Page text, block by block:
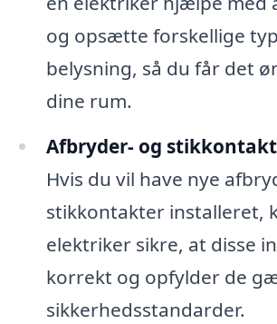
og opsætte forskellige
belysning, så du får det
dine rum.
Afbryder- og
Hvis du vil have nye
stikkontakter installeret,
elektriker sikre, at disse
korrekt og opfylder de
sikkerhedsstandarder.